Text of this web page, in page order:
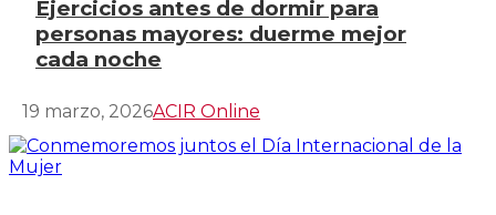
Ejercicios antes de dormir para
personas mayores: duerme mejor
cada noche
19 marzo, 2026ACIR Online